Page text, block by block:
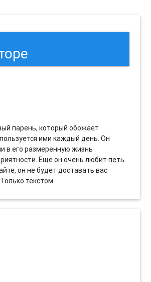
парень, который обожает
ими каждый день. Он
в его размеренную жизнь
Еще он очень любит петь.
он не будет доставать вас
текстом.